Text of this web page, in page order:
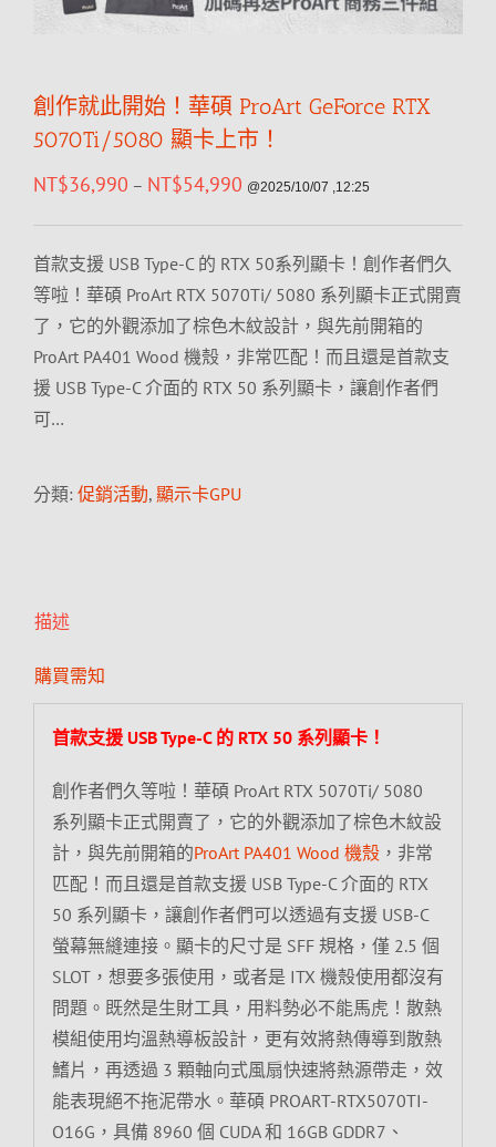
創作就此開始！華碩 ProArt GeForce RTX
5070Ti/5080 顯卡上市！
NT$36,990 – NT$54,990 @2025/10/07 ,12:25
首款支援 USB Type-C 的 RTX 50系列顯卡！創作者們久
等啦！華碩 ProArt RTX 5070Ti/ 5080 系列顯卡正式開賣
了，它的外觀添加了棕色木紋設計，與先前開箱的
ProArt PA401 Wood 機殼，非常匹配！而且還是首款支
援 USB Type-C 介面的 RTX 50 系列顯卡，讓創作者們
可…
分類: 促銷活動, 顯示卡GPU
描述
購買需知
首款支援 USB Type-C 的 RTX 50 系列顯卡！
創作者們久等啦！華碩 ProArt RTX 5070Ti/ 5080
系列顯卡正式開賣了，它的外觀添加了棕色木紋設
計，與先前開箱的ProArt PA401 Wood 機殼，非常
匹配！而且還是首款支援 USB Type-C 介面的 RTX
50 系列顯卡，讓創作者們可以透過有支援 USB-C
螢幕無縫連接。顯卡的尺寸是 SFF 規格，僅 2.5 個
SLOT，想要多張使用，或者是 ITX 機殼使用都沒有
問題。既然是生財工具，用料勢必不能馬虎！散熱
模組使用均溫熱導板設計，更有效將熱傳導到散熱
鰭片，再透過 3 顆軸向式風扇快速將熱源帶走，效
能表現絕不拖泥帶水。華碩 PROART-RTX5070TI-
O16G，具備 8960 個 CUDA 和 16GB GDDR7、